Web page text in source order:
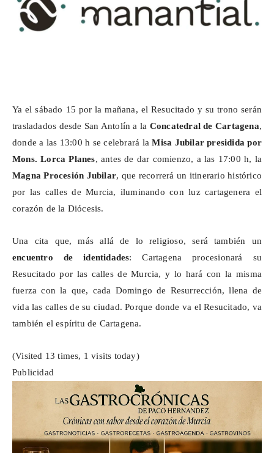
Ya el sábado 15 por la mañana, el Resucitado y su trono serán
trasladados desde San Antolín a la Concatedral de Cartagena,
donde a las 13:00 h se celebrará laMisa Jubilar presidida por
Mons. Lorca Planes, antes de dar comienzo, a las 17:00 h, la
Magna Procesión Jubilar, que recorrerá un itinerario histórico
por las calles de Murcia, iluminando con luz cartagenera el
corazón de la Diócesis.
Una cita que, más allá de lo religioso, será también un
encuentro de identidades: Cartagena procesionará su
Resucitado por las calles de Murcia, y lo hará con la misma
fuerza con la que, cada Domingo de Resurrección, llena de
vida las calles de su ciudad. Porque donde va el Resucitado, va
también el espíritu de Cartagena.
(Visited 13 times, 1 visits today)
Publicidad